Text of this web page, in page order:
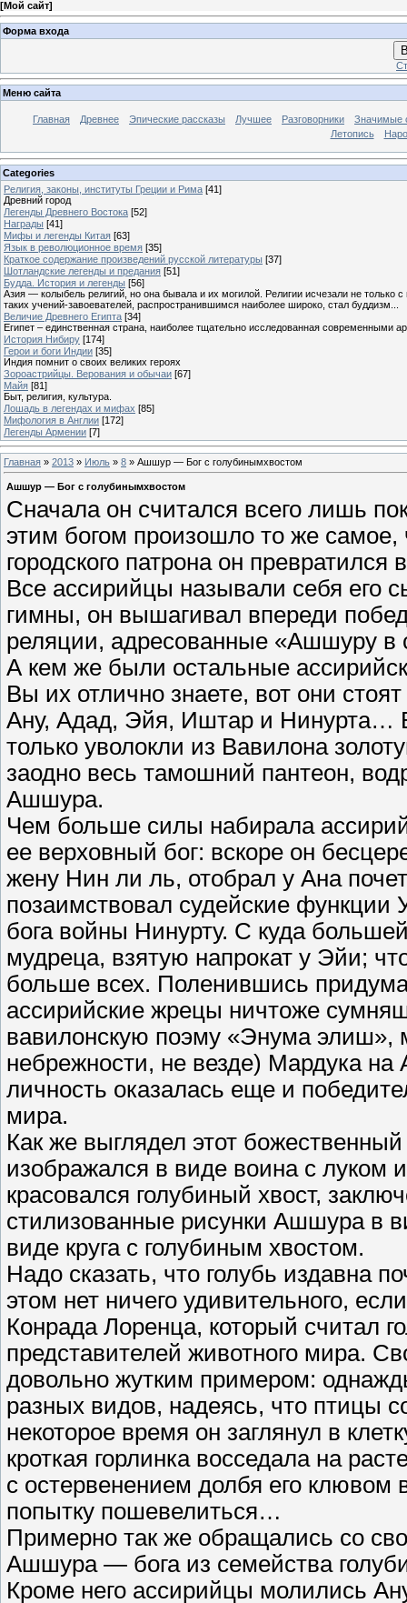
[Мой сайт]
Форма входа
Меню сайта
Главная Древнее Эпические рассказы Лучшее Разговорники
Значимые
Летопись
Categories
Религия, законы, институты Греции и Рима [41]
Древний город
Легенды Древнего Востока [52]
Награды [41]
Мифы и легенды Китая [63]
Язык в революционное время [35]
Краткое содержание произведений русской литературы [37]
Шотландские легенды и предания [51]
Будда. История и легенды [56]
Азия — колыбель религий, но она бывала и их могилой. Религии исчезали не
таких учений-завоевателей, распространившимся наиболее широко, стал буддизм...
Величие Древнего Египта [34]
Египет – единственная страна, наиболее тщательно исследованная современными
История Нибиру [174]
Герои и боги Индии [35]
Индия помнит о своих великих героях
Зороастрийцы. Верования и обычаи [67]
Майя [81]
Быт, религия, культура.
Лошадь в легендах и мифах [85]
Мифология в Англии [172]
Легенды Армении [7]
Главная » 2013 » Июль » 8 » Ашшур — Бог с голубинымхвостом
Ашшур — Бог с голубинымхвостом
Сначала он считался всего лишь
этим богом произошло то же самое,
городского патрона он
Все ассирийцы называли себя его
гимны, он вышагивал впереди
реляции, адресованные «Ашшуру в
А кем же были остальные
Вы их отлично знаете, вот они
Ану, Адад, Эйя, Иштар и Нинурта…
только уволокли из Вавилона
заодно весь тамошний пантеон,
Ашшура.
Чем больше силы набирала
ее верховный бог: вскоре он
жену Нин ли ль, отобрал у Ана
позаимствовал судейские
бога войны Нинурту. С куда
мудреца, взятую напрокат у Эйи;
больше всех. Поленившись
ассирийские жрецы ничтоже
вавилонскую поэму «Энума элиш»,
небрежности, не везде) Мардука
личность оказалась еще и
мира.
Как же выглядел этот
изображался в виде воина с луком
красовался голубиный хвост,
стилизованные рисунки Ашшура в
виде круга с голубиным хвостом.
Надо сказать, что голубь издавна
этом нет ничего удивительного,
Конрада Лоренца, который считал
представителей животного мира.
довольно жутким примером:
разных видов, надеясь, что птицы
некоторое время он заглянул в
кроткая горлинка восседала на
с остервенением долбя его клювом
попытку пошевелиться…
Примерно так же обращались со
Ашшура — бога из семейства
Кроме него ассирийцы молились